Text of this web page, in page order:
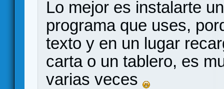
Lo mejor es instalarte
programa que uses,
texto y en un lugar
carta o un tablero, es
varias veces